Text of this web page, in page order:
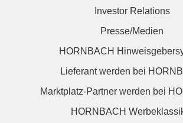
Investor Relations
Presse/Medien
HORNBACH
Lieferant werden bei
Marktplatz-Partner werden bei
HORNBACH